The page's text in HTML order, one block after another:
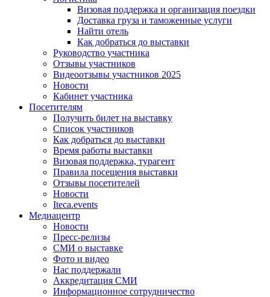
Визовая поддержка и организация поездки
Доставка груза и таможенные услуги
Найти отель
Как добраться до выставки
Руководство участника
Отзывы участников
Видеоотзывы участников 2025
Новости
Кабинет участника
Посетителям
Получить билет на выставку
Список участников
Как добраться до выставки
Время работы выставки
Визовая поддержка, турагент
Правила посещения выставки
Отзывы посетителей
Новости
Iteca.events
Медиацентр
Новости
Пресс-релизы
СМИ о выставке
Фото и видео
Нас поддержали
Аккредитация СМИ
Информационное сотрудничество